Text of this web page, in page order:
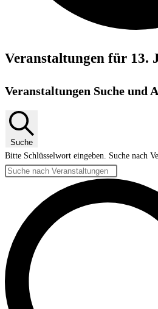
Veranstaltungen für 13.
Veranstaltungen Suche und
Suche
Bitte Schlüsselwort eingeben. Suche nach